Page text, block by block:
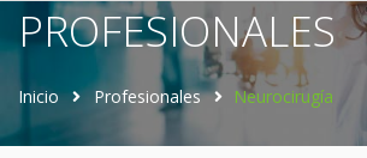
PROFESIONALES
Inicio Profesionales Neurocirugía